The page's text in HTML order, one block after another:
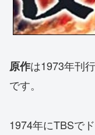
原作は1973年刊行
です。
1974年にTBSで